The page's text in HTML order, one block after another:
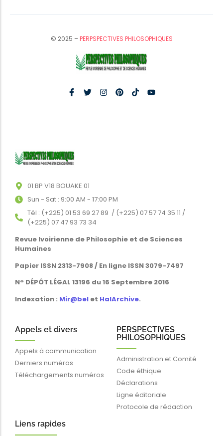
© 2025 –PERPSPECTIVES PHILOSOPHIQUES
01 BP V18 BOUAKE 01
Sun - Sat : 9:00 AM - 17:00 PM
Tél : (+225) 01 53 69 27 89 / (+225) 07 57 74 35 11 /
(+225) 07 47 93 73 34
Revue Ivoirienne de Philosophie et de Sciences
Humaines
Papier ISSN 2313-7908 / En ligne ISSN 3079-7497
N° DÉPÔT LÉGAL 13196 du 16 Septembre 2016
Indexation : Mir@bel et HalArchive.
Appels et divers
Appels à communication
Derniers numéros
Téléchargements numéros
PERSPECTIVES
PHILOSOPHIQUES
Administration et Comité
Code éthique
Déclarations
Ligne éditoriale
Protocole de rédaction
Liens rapides